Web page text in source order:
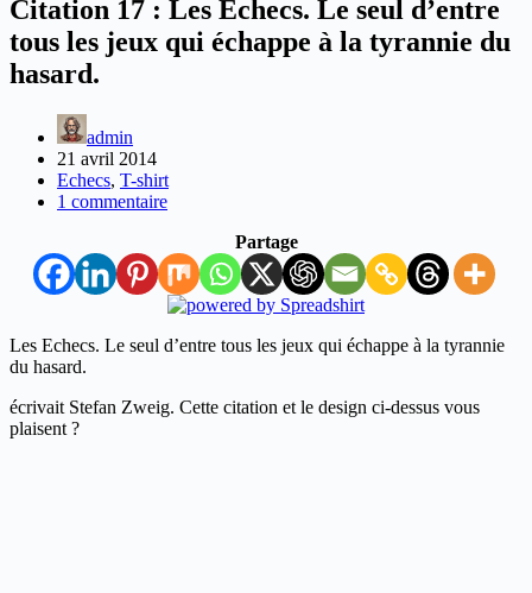
Citation 17 : Les Echecs. Le seul d’entre
tous les jeux qui échappe à la tyrannie du
hasard.
admin
21 avril 2014
Echecs, T-shirt
1 commentaire
Partage
Les Echecs. Le seul d’entre tous les jeux qui échappe à la tyrannie
du hasard.
écrivait Stefan Zweig. Cette citation et le design ci-dessus vous
plaisent ?